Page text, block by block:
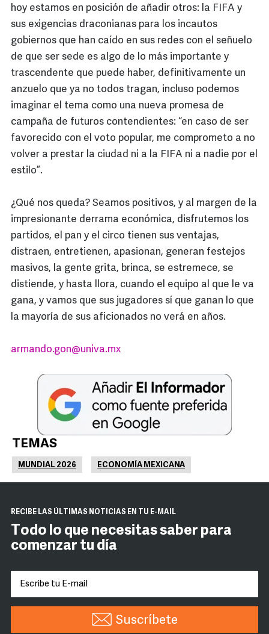
hoy estamos en posición de añadir otros: la FIFA y
sus exigencias draconianas para los incautos
gobiernos que han caído en sus redes con el señuelo
de que ser sede es algo de lo más importante y
trascendente que puede haber, definitivamente un
anzuelo que ya no todos tragan, incluso podemos
imaginar el tema como una nueva promesa de
campaña de futuros contendientes: “en caso de ser
favorecido con el voto popular, me comprometo a no
volver a prestar la ciudad ni a la FIFA ni a nadie por el
estilo”.
¿Qué nos queda? Seamos positivos, y al margen de la
impresionante derrama económica, disfrutemos los
partidos, el pan y el circo tienen sus ventajas,
distraen, entretienen, apasionan, generan festejos
masivos, la gente grita, brinca, se estremece, se
distiende, y hasta llora, cuando el equipo al que le va
gana, y vamos que sus jugadores sí que ganan lo que
la mayoría de sus aficionados no verá en años.
armando.gon@univa.mx
TEMAS
MUNDIAL 2026 ECONOMÍA MEXICANA
RECIBE LAS ÚLTIMAS NOTICIAS EN TU E-MAIL
Todo lo que necesitas saber para
comenzar tu día
Suscríbete